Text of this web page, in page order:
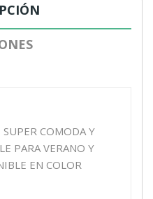
COMODA Y
PARA VERANO Y
EN COLOR